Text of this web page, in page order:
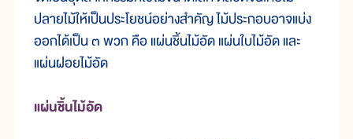
ปลายไม้ให้เป็นประโยชน์อย่างสำคัญ ไม้ประกอบอาจแบ่ง
ออกได้เป็น ๓ พวก คือ แผ่นชิ้นไม้อัด แผ่นใบไม้อัด และ
แผ่นฝอยไม้อัด
แผ่นชิ้นไม้อัด